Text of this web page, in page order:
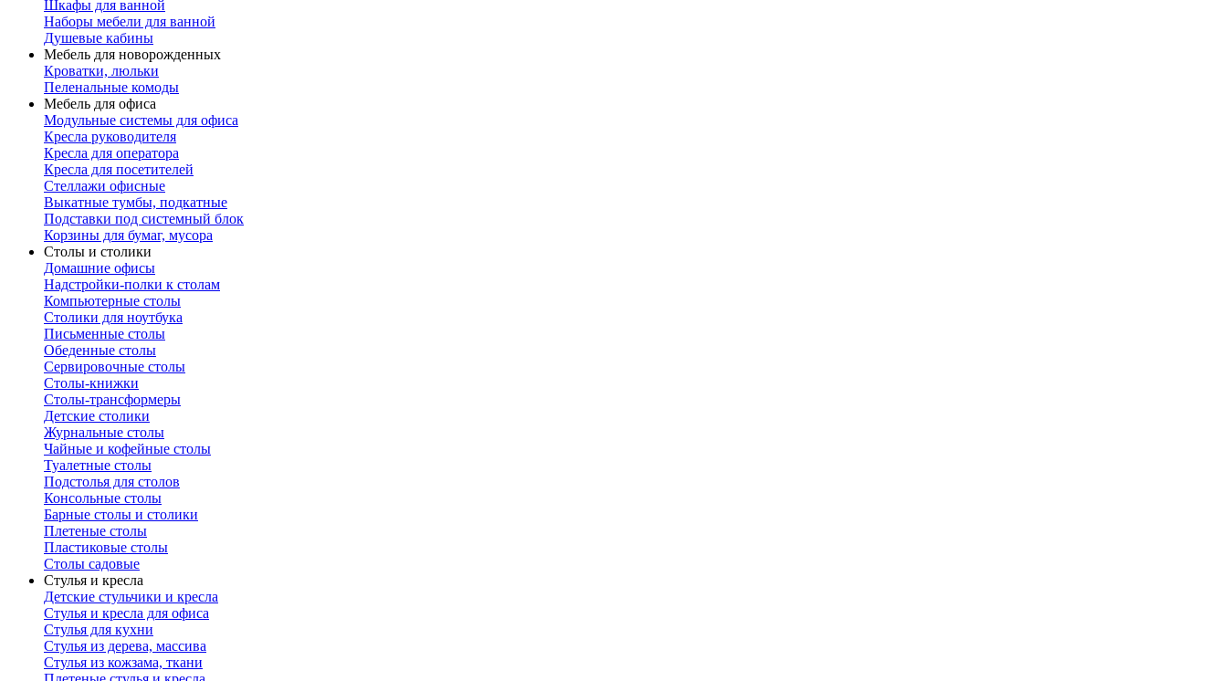
Шкафы для ванной
Наборы мебели для ванной
Душевые кабины
Мебель для новорожденных
Кроватки, люльки
Пеленальные комоды
Мебель для офиса
Модульные системы для офиса
Кресла руководителя
Кресла для оператора
Кресла для посетителей
Стеллажи офисные
Выкатные тумбы, подкатные
Подставки под системный блок
Корзины для бумаг, мусора
Столы и столики
Домашние офисы
Надстройки-полки к столам
Компьютерные столы
Столики для ноутбука
Письменные столы
Обеденные столы
Сервировочные столы
Столы-книжки
Столы-трансформеры
Детские столики
Журнальные столы
Чайные и кофейные столы
Туалетные столы
Подстолья для столов
Консольные столы
Барные столы и столики
Плетеные столы
Пластиковые столы
Столы садовые
Стулья и кресла
Детские стульчики и кресла
Стулья и кресла для офиса
Стулья для кухни
Стулья из дерева, массива
Стулья из кожзама, ткани